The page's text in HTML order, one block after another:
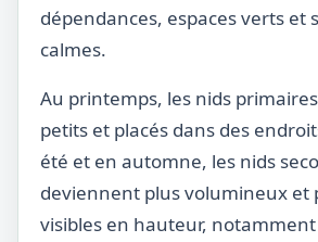
dépendances, espaces verts et
calmes.
Au printemps, les nids
petits et placés dans des
été et en automne, les nids
deviennent plus volumineux et
visibles en hauteur,